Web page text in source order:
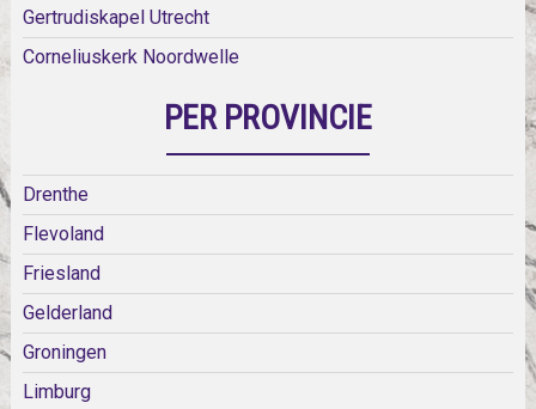
Gertrudiskapel Utrecht
Corneliuskerk Noordwelle
PER PROVINCIE
Drenthe
Flevoland
Friesland
Gelderland
Groningen
Limburg